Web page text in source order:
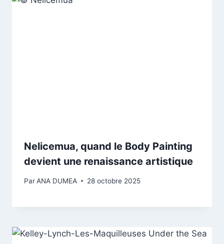
Nelicemua, quand le Body Painting
devient une renaissance artistique
ParANA DUMEA 28 octobre 2025